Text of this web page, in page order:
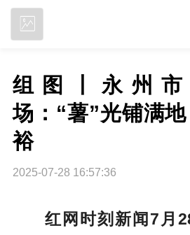
组图丨永州
场：“薯”光铺满
裕
2025-07-28 16:57:36
红网时刻新闻7月